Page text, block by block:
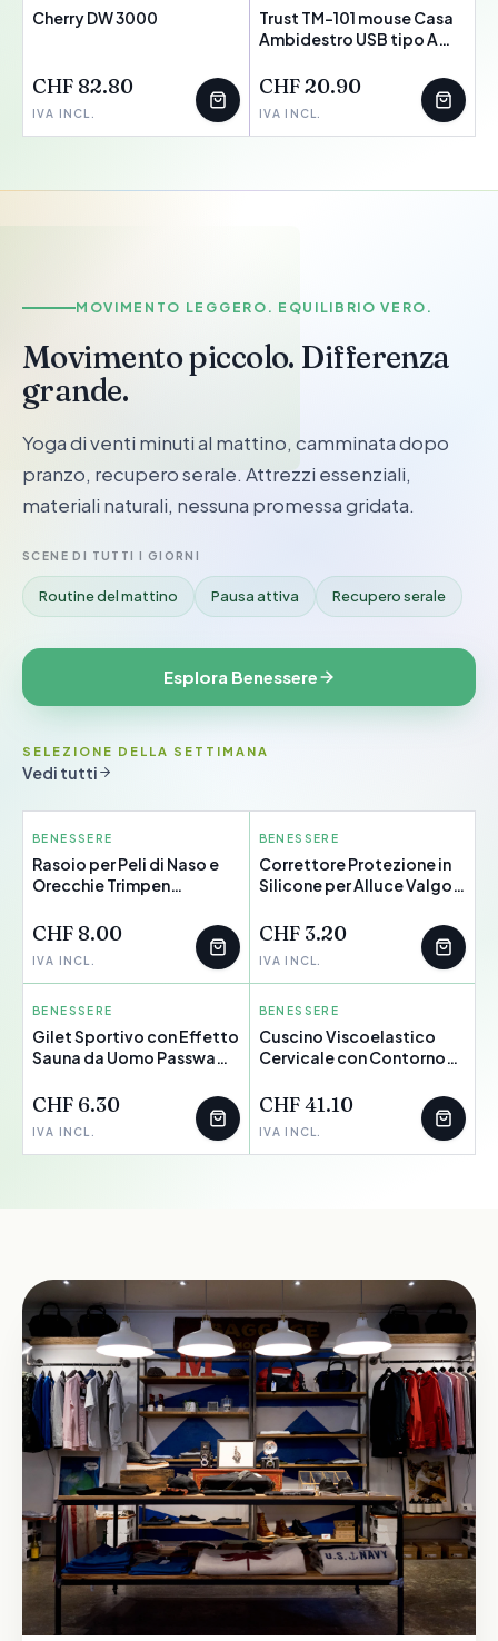
Cherry DW 3000
CHF 82.80
IVA INCL.
NOVITÀ
Trust TM-101 mouse Casa
Ambidestro USB tipo A
101 ECO Ambidexterous
Wired Black Mouse 25295)
CHF 20.90
IVA INCL.
ATTIVITÀ & BENESSERE
MOVIMENTO LEGGERO. EQUILIBRIO VERO.
Movimento piccolo. Differenza
grande.
Yoga di venti minuti al mattino, camminata dopo
pranzo, recupero serale. Attrezzi essenziali,
materiali naturali, nessuna promessa gridata.
SCENE DI TUTTI I GIORNI
Routine del mattino Pausa attiva Recupero serale
Esplora Benessere
SELEZIONE DELLA SETTIMANA
Vedi tutti
INNOVAGOODS
BENESSERE
Rasoio per Peli di Naso e
Orecchie Trimpen
CHF 8.00
IVA INCL.
INNOVAGOODS
BENESSERE
Correttore Protezione in
Silicone per Alluce Valgo
Unità
CHF 3.20
IVA INCL.
INNOVAGOODS
BENESSERE
Gilet Sportivo con Effetto
Sauna da Uomo Passwa
CHF 6.30
IVA INCL.
INNOVAGOODS
BENESSERE
Cuscino Viscoelastico
Cervicale con Contorno
InnovaGoods
CHF 41.10
IVA INCL.